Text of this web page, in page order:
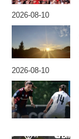
2026-08-10
2026-08-10